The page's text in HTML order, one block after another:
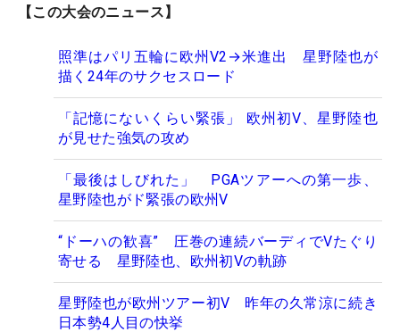
【この大会のニュース】
照準はパリ五輪に欧州V2→米進出 星野陸也が
描く24年のサクセスロード
「記憶にないくらい緊張」 欧州初V、星野陸也
が見せた強気の攻め
「最後はしびれた」 PGAツアーへの第一歩、
星野陸也がド緊張の欧州V
“ドーハの歓喜” 圧巻の連続バーディでVたぐり
寄せる 星野陸也、欧州初Vの軌跡
星野陸也が欧州ツアー初V 昨年の久常涼に続き
日本勢4人目の快挙